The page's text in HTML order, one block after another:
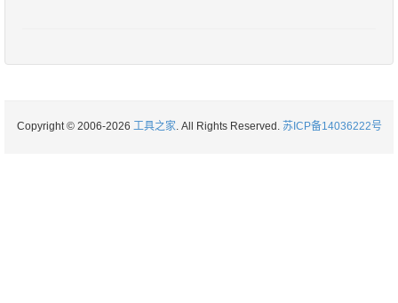
Copyright © 2006-2026 工具之家. All Rights Reserved. 苏ICP备14036222号